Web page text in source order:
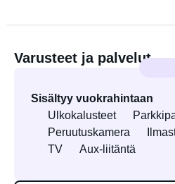
Varusteet ja palvelut
Sisältyy vuokrahintaan
Ulkokalusteet
Peruutuskamera
TV
Aux-liitäntä